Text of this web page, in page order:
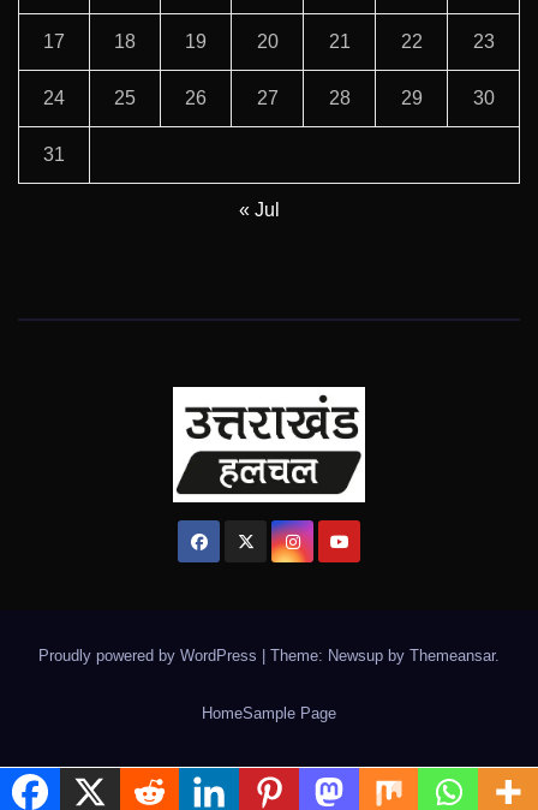
17 18 19 20 21 22 23
24 25 26 27 28 29 30
31
« Jul
Proudly powered by WordPress | Theme: Newsup by Themeansar.
HomeSample Page